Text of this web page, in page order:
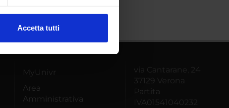
Accetta tutti
MyUnivr
Area
Amministrativa
via Cantarane, 24
37129 Verona
Partita
IVA01541040232